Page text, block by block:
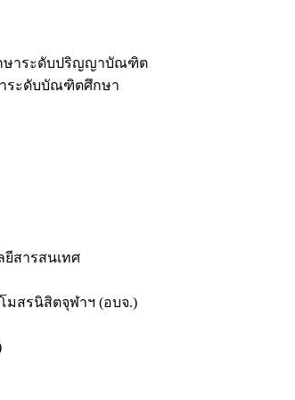
ษาระดับปริญญาบัณฑิต
ระดับบัณฑิตศึกษา
ยีสารสนเทศ
มสรนิสิตจุฬาฯ (อบจ.)